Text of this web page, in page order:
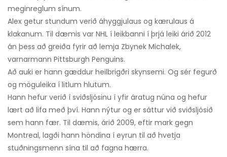
meginreglum sínum.
Alex getur stundum verið áhyggjulaus og kærulaus á
klakanum. Til dæmis var NHL í leikbanni í þrjá leiki árið 2012
án þess að greiða fyrir að lemja Zbynek Michalek,
varnarmann Pittsburgh Penguins.
Að auki er hann gæddur heilbrigðri skynsemi. Og sér fegurð
og möguleika í litlum hlutum.
Hann hefur verið í sviðsljósinu í yfir áratug núna og hefur
lært að lifa með því. Hann nýtur og er sáttur við sviðsljósið
sem hann fær. Til dæmis, árið 2009, eftir mark gegn
Montreal, lagði hann höndina í eyrun til að hvetja
stuðningsmenn sína til að fagna hærra.